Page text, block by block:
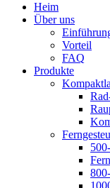
Heim
Über uns
Vorteil
FAQ
Produkte